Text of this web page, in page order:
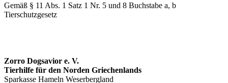
Gemäß § 11 Abs. 1 Satz 1 Nr. 5 und 8 Buchstabe a, b
Tierschutzgesetz
Zorro Dogsavior e. V.
Tierhilfe für den Norden Griechenlands
Sparkasse Hameln Weserbergland